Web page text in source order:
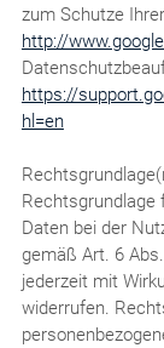
zum Schutze
http://
https://
hl=en
Rechtsgrundlage
Daten bei der
gemäß Art. 6
jederzeit mit
widerrufen.